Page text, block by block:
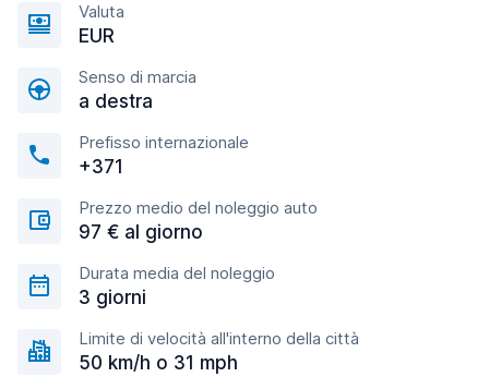
Valuta
EUR
Senso di marcia
a destra
Prefisso internazionale
+371
Prezzo medio del noleggio auto
97 € al giorno
Durata media del noleggio
3 giorni
Limite di velocità all'interno della città
50 km/h o 31 mph